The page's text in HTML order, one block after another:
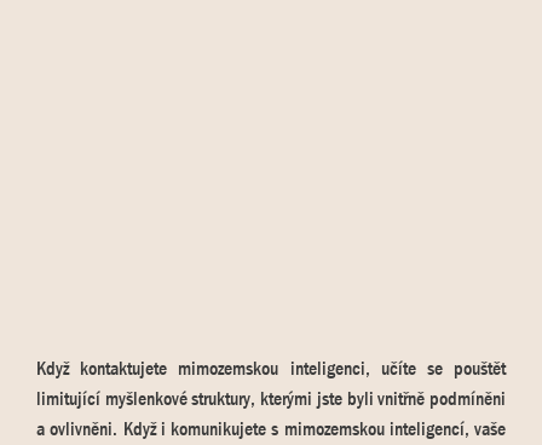
Když kontaktujete mimozemskou inteligenci, učíte se pouštět
limitující myšlenkové struktury, kterými jste byli vnitřně podmíněni
a ovlivněni. Když i komunikujete s mimozemskou inteligencí, vaše